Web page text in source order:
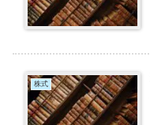
株式